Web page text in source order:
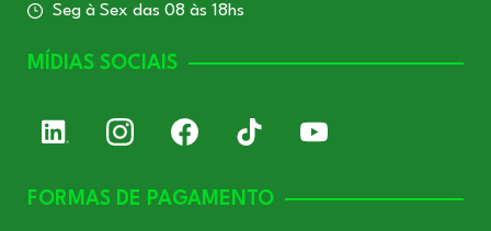
Seg à Sex das 08 às 18hs
MÍDIAS SOCIAIS
FORMAS DE PAGAMENTO